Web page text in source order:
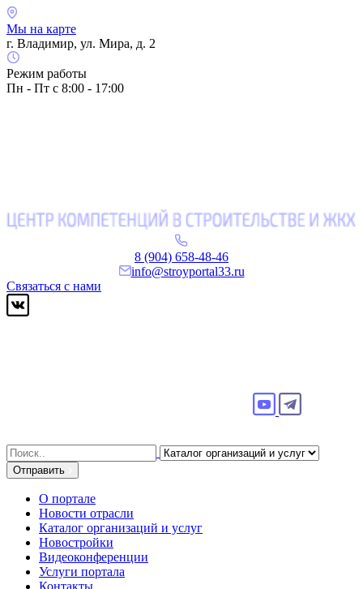
Мы на карте
г. Владимир, ул. Мира, д. 2
Режим работы
Пн - Пт с 8:00 - 17:00
8 (904) 658-48-46
info@stroyportal33.ru
Связаться с нами
Search
for:
Отправить
О портале
Новости отрасли
Каталог организаций и услуг
Новостройки
Видеоконференции
Услуги портала